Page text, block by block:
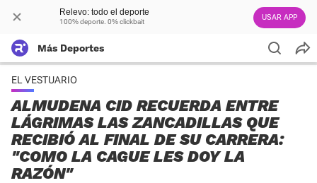
Relevo: todo el deporte
100% deporte. 0% clickbait USAR APP
Más Deportes
EL VESTUARIO
ALMUDENA CID RECUERDA ENTRE
LÁGRIMAS LAS ZANCADILLAS QUE
RECIBIÓ AL FINAL DE SU CARRERA:
"COMO LA CAGUE LES DOY LA
RAZÓN"